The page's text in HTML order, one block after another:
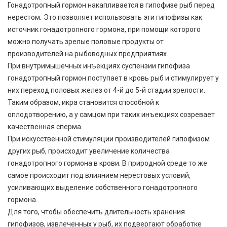
Гонадотропный гормон накапливается в гипофизе рыб перед
нерестом. Это позволяет использовать эти гипофизы как
источник гонадотропного гормона, при помощи которого
можно получать зрелые половые продукты от
производителей на рыбоводных предприятиях.
При внутримышечных инъекциях суспензии гипофиза
гонадотропный гормон поступает в кровь рыб и стимулирует у
них переход половых желез от 4-й до 5-й стадии зрелости.
Таким образом, икра становится способной к
оплодотворению, а у самцом при таких инъекциях созревает
качественная сперма.
При искусственной стимуляции производителей гипофизом
других рыб, происходит увеличение количества
гонадотропного гормона в крови. В природной среде то же
самое происходит под влиянием нерестовых условий,
усиливающих выделение собственного гонадотропного
гормона.
Для того, чтобы обеспечить длительность хранения
гипофизов, извлеченных у рыб, их подвергают обработке